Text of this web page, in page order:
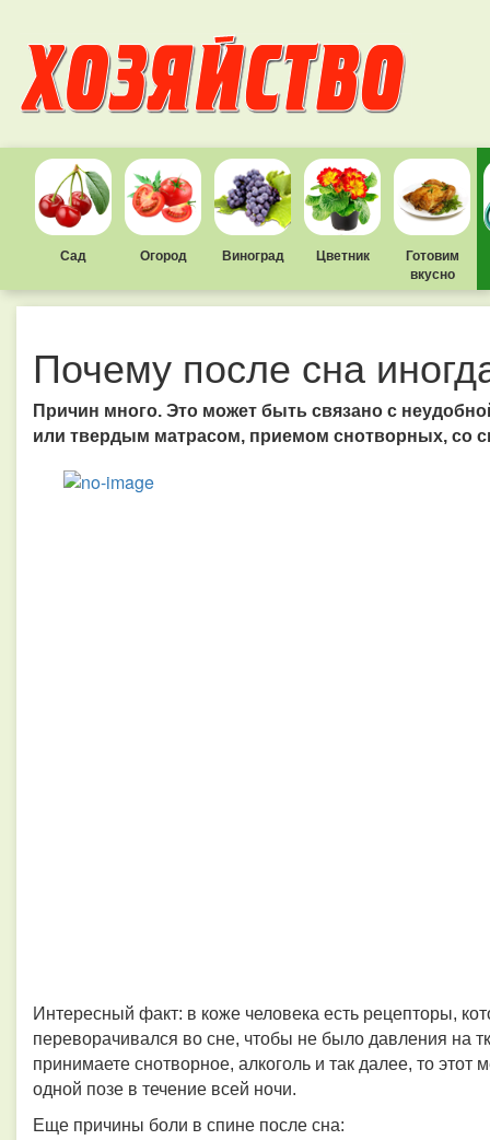
Сад Огород Виноград Цветник
Готовим
вкусно
Почему после сна
Причин много. Это может быть связано с
или твердым матрасом, приемом снотворных, со
Интересный факт: в коже человека есть рецепторы,
переворачивался во сне, чтобы не было давления
принимаете снотворное, алкоголь и так далее, то
одной позе в течение всей ночи.
Еще причины боли в спине после сна: